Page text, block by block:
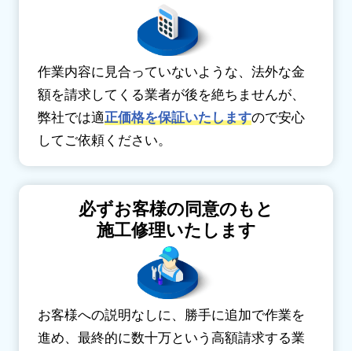
作業内容に見合っていないような、法外な金
額を請求してくる業者が後を絶ちませんが、
弊社では適正価格を保証いたしますので安心
してご依頼ください。
必ずお客様の同意のもと
施工修理いたします
お客様への説明なしに、勝手に追加で作業を
進め、最終的に数十万という高額請求する業